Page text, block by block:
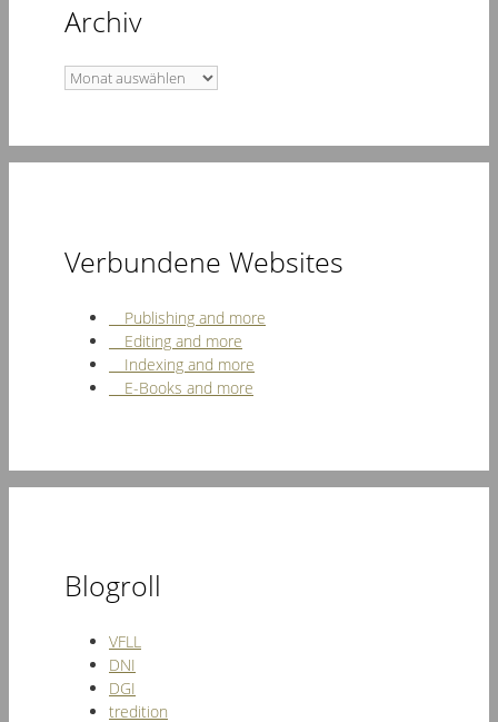
Archiv
Archiv
Verbundene Websites
Publishing and more
Editing and more
Indexing and more
E-Books and more
Blogroll
VFLL
DNI
DGI
tredition